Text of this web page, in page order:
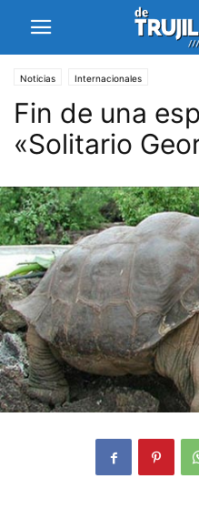
Noticias Internacionales
Fin de una
«Solitario